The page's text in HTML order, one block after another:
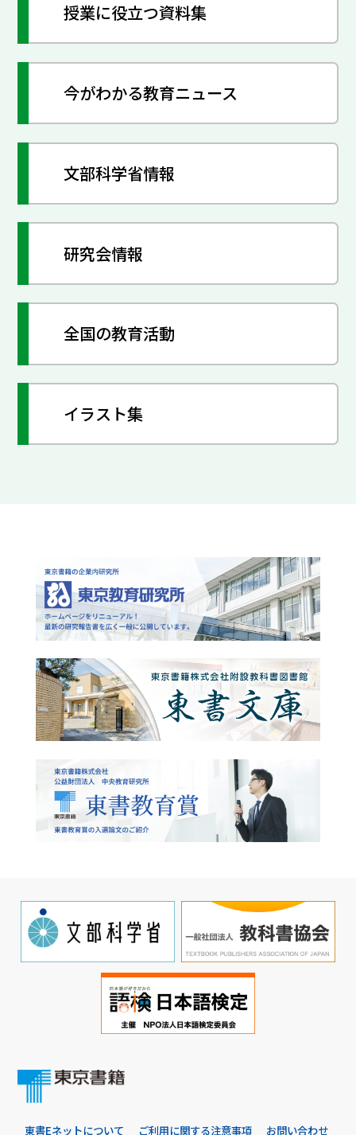
授業に役立つ資料集
今がわかる教育ニュース
文部科学省情報
研究会情報
全国の教育活動
イラスト集
東書Eネットについて ご利用に関する注意事項 お問い合わせ